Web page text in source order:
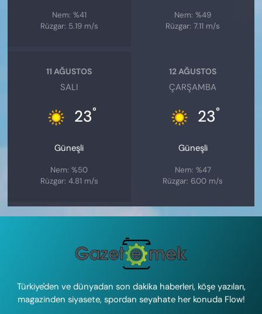
Nem: %41
Rüzgar: 5.19 m/s
Nem: %49
Rüzgar: 7.11 m/s
11 AĞUSTOS
SALI
23°
Güneşli
Nem: %50
Rüzgar: 4.81 m/s
12 AĞUSTOS
ÇARŞAMBA
23°
Güneşli
Nem: %47
Rüzgar: 6.00 m/s
Türkiye'den ve dünyadan son dakika haberleri, köşe yazıları,
magazinden siyasete, spordan seyahate her konuda Flow!